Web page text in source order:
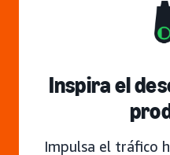
Inspira el
Impulsa el tráfico